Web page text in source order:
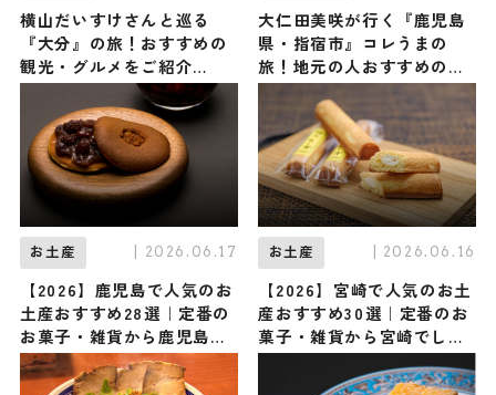
横山だいすけさんと巡る
『大分』の旅！おすすめの
観光・グルメをご紹介
2026年6月20日放送
大仁田美咲が行く『鹿児島
県・指宿市』コレうまの
旅！地元の人おすすめのご
当地名物グルメ3選 2026年
6月20日放送
お土産 | 2026.06.17
【2026】鹿児島で人気のお
土産おすすめ28選｜定番の
お菓子・雑貨から鹿児島で
しか買えない限定品、女性
向けまで幅広く紹介
お土産 | 2026.06.16
【2026】宮崎で人気のお土
産おすすめ30選｜定番のお
菓子・雑貨から宮崎でしか
買えない限定品、女性向け
まで幅広く紹介